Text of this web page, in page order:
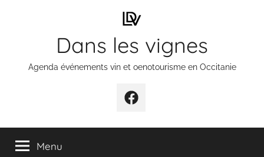
Dans les vignes
Agenda événements vin et oenotourisme en Occitanie
Élément
menu
Menu